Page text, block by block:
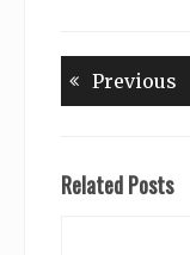
Previous
Related Posts